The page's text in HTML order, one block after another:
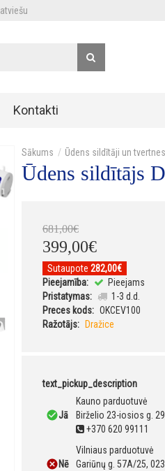
Latviešu
Kontakti
Ūdens sildītāji un tvertnes
Ūdens sildītājs
681,00€
399,00€
Sutaupote 282,00€
Pieejamība:
Pieejams
Pristatymas:
1-3 d.d.
Preces kods: OKCEV100
Ražotājs:
Dražice
text_pickup_description
Jā
Kauno parduotuvė
Birželio 23-iosios g.
+370 620 99111
Nē
Vilniaus parduotuvė
Gariūnų g. 57A/25,